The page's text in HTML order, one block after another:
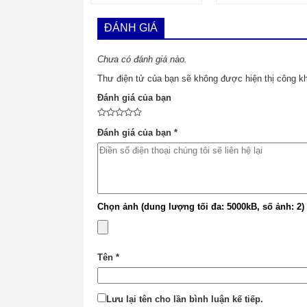
ĐÁNH GIÁ
Chưa có đánh giá nào.
Thư điện tử của bạn sẽ không được hiện thị công
Đánh giá của bạn
Đánh giá của bạn *
Chọn ảnh (dung lượng tối đa: 5000kB, số ảnh: 2)
Tên *
Lưu lại tên cho lần bình luận kế tiếp.